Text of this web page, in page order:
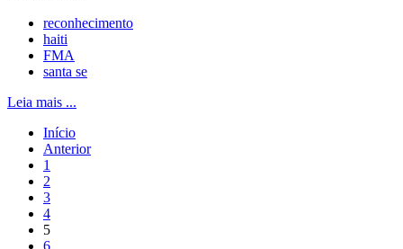
reconhecimento
haiti
FMA
santa se
Leia mais ...
Início
Anterior
1
2
3
4
5